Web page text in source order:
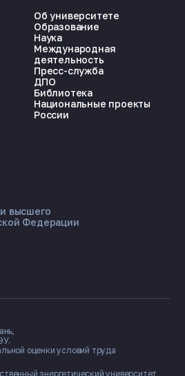
— ПОМОЩНИК КГЭУ
📋 Приёмная комиссия
высшего
Федерации
Об университете
Образование
Наука
Международная
деятельность
Пресс-служба
ДПО
Библиотека
Национальные проекты
России
энергетический университет
оценки условий труда